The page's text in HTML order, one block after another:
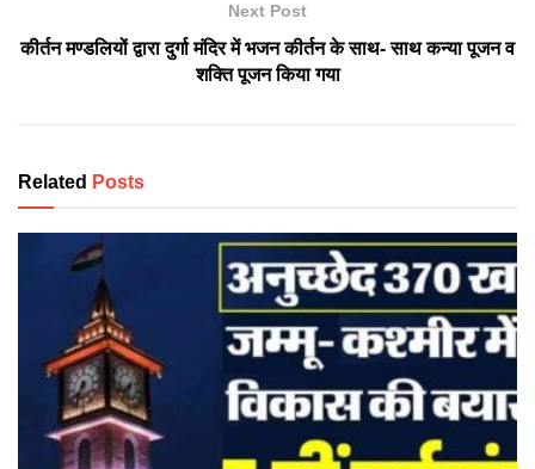
Next Post
कीर्तन मण्डलियों द्वारा दुर्गा मंदिर में भजन कीर्तन के साथ- साथ कन्या पूजन व
शक्ति पूजन किया गया
Related Posts